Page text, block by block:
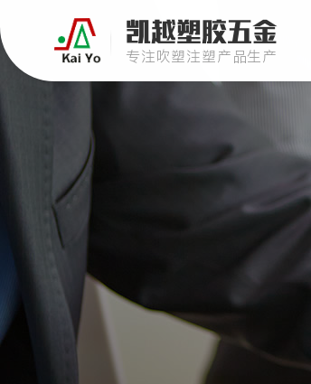
凯越塑胶五金
专注吹塑注塑产品生产